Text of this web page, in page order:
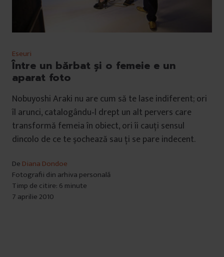
Eseuri
Între un bărbat și o femeie e un
aparat foto
Nobuyoshi Araki nu are cum să te lase indiferent; ori
îl arunci, catalogându‐l drept un alt pervers care
transformă femeia în obiect, ori îi cauţi sensul
dincolo de ce te şochează sau ţi se pare indecent.
De Diana Dondoe
Fotografii din arhiva personală
Timp de citire: 6 minute
7 aprilie 2010